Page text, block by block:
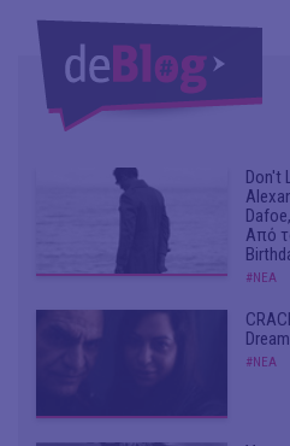
Don't
Από
#ΝΕΑ
#ΝΕΑ